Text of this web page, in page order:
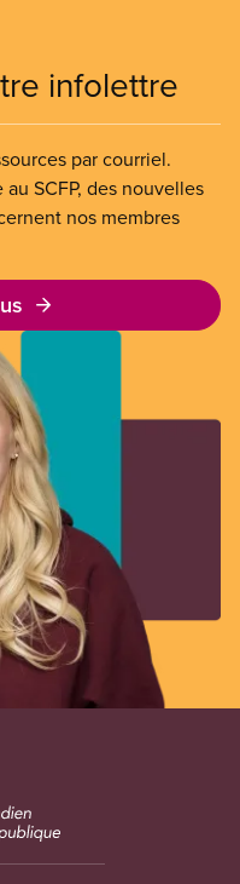
infolettre
par courriel.
SCFP, des nouvelles
nos membres